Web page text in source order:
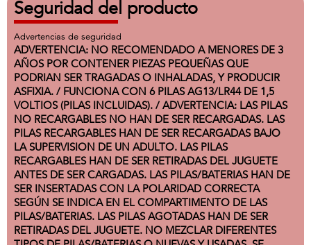
Seguridad del producto
Advertencias de seguridad
ADVERTENCIA: NO RECOMENDADO A MENORES DE 3
AÑOS POR CONTENER PIEZAS PEQUEÑAS QUE
PODRIAN SER TRAGADAS O INHALADAS, Y PRODUCIR
ASFIXIA. / FUNCIONA CON 6 PILAS AG13/LR44 DE 1,5
VOLTIOS (PILAS INCLUIDAS). / ADVERTENCIA: LAS PILAS
NO RECARGABLES NO HAN DE SER RECARGADAS. LAS
PILAS RECARGABLES HAN DE SER RECARGADAS BAJO
LA SUPERVISION DE UN ADULTO. LAS PILAS
RECARGABLES HAN DE SER RETIRADAS DEL JUGUETE
ANTES DE SER CARGADAS. LAS PILAS/BATERIAS HAN DE
SER INSERTADAS CON LA POLARIDAD CORRECTA
SEGÚN SE INDICA EN EL COMPARTIMENTO DE LAS
PILAS/BATERIAS. LAS PILAS AGOTADAS HAN DE SER
RETIRADAS DEL JUGUETE. NO MEZCLAR DIFERENTES